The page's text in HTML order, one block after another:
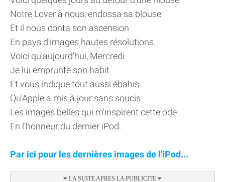
Notre Lover à nous, endossa sa blouse
Et il nous conta son ascension
En pays d'images hautes résolutions.
Voici qu'aujourd'hui, Mercredi
Je lui emprunte son habit
Et vous indique tout aussi ébahis
Qu'Apple a mis à jour sans soucis
Les images belles qui m'inspirent cette ode
En l'honneur du dernier iPod.
Par ici pour les dernières images de l'iPod...